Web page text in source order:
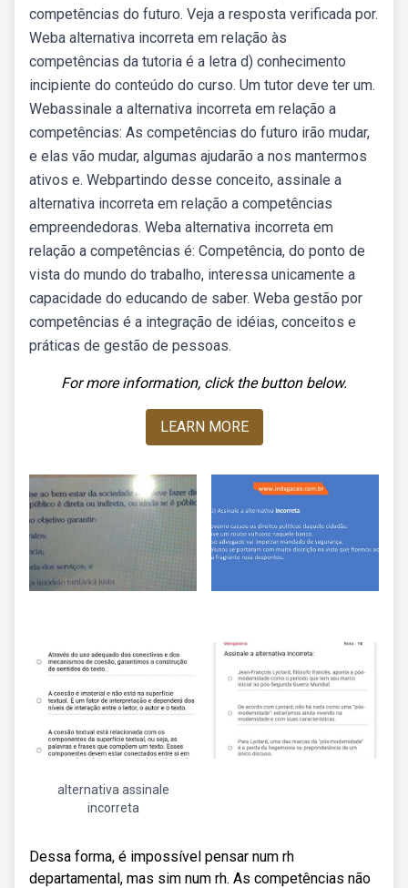
competências do futuro. Veja a resposta verificada por.
Weba alternativa incorreta em relação às
competências da tutoria é a letra d) conhecimento
incipiente do conteúdo do curso. Um tutor deve ter um.
Webassinale a alternativa incorreta em relação a
competências: As competências do futuro irão mudar,
e elas vão mudar, algumas ajudarão a nos mantermos
ativos e. Webpartindo desse conceito, assinale a
alternativa incorreta em relação a competências
empreendedoras. Weba alternativa incorreta em
relação a competências é: Competência, do ponto de
vista do mundo do trabalho, interessa unicamente a
capacidade do educando de saber. Weba gestão por
competências é a integração de idéias, conceitos e
práticas de gestão de pessoas.
For more information, click the button below.
LEARN MORE
alternativa assinale
incorreta
Dessa forma, é impossível pensar num rh
departamental, mas sim num rh. As competências não